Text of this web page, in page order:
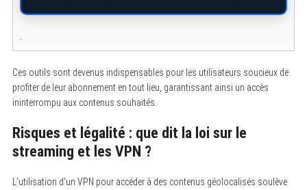
Ces outils sont devenus indispensables pour les utilisateurs soucieux de
profiter de leur abonnement en tout lieu, garantissant ainsi un accès
ininterrompu aux contenus souhaités.
Risques et légalité : que dit la loi sur le
streaming et les VPN ?
L’utilisation d’un VPN pour accéder à des contenus géolocalisés soulève